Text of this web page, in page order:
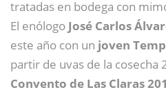
tratadas en bodega con
El enólogo José Carlos
este año con un joven
partir de uvas de la cosecha
Convento de Las Claras